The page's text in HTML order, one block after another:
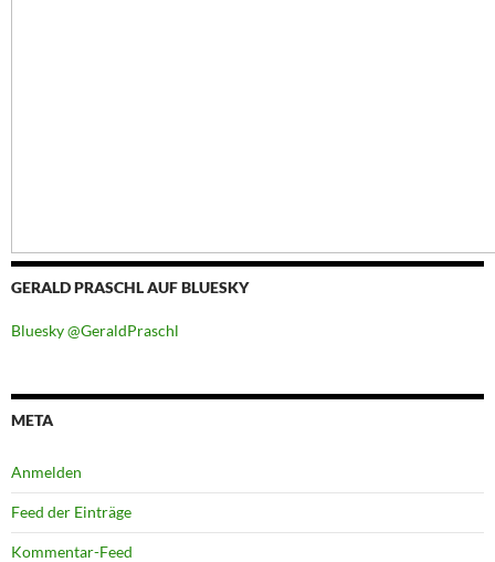
GERALD PRASCHL AUF BLUESKY
Bluesky @GeraldPraschl
META
Anmelden
Feed der Einträge
Kommentar-Feed